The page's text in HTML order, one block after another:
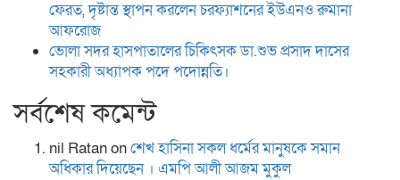
ফেরত, দৃষ্টান্ত স্থাপন করলেন চরফ্যাশনের ইউএনও রুমানা
আফরোজ
ভোলা সদর হাসপাতালের চিকিৎসক ডা.শুভ প্রসাদ দাসের
সহকারী অধ্যাপক পদে পদোন্নতি।
সর্বশেষ কমেন্ট
nil Ratanonশেখ হা‌সিনা সকল ধ‌র্মের মানু‌ষকে সমান
অ‌ধিকার দি‌য়ে‌ছেন । এম‌পি আলী আজম মুকুল